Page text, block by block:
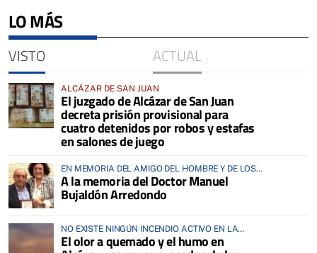
LO MÁS
VISTO ACTUAL
ALCÁZAR DE SAN JUAN
El juzgado de Alcázar de San Juan
decreta prisión provisional para
cuatro detenidos por robos y estafas
en salones de juego
EN MEMORIA DEL AMIGO DEL HOMBRE Y DE LOS
ANIMALES
A la memoria del Doctor Manuel
Bujaldón Arredondo
NO EXISTE NINGÚN INCENDIO ACTIVO EN LA
COMARCA
El olor a quemado y el humo en